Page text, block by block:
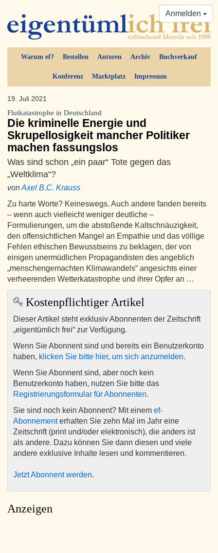
Warum ef? Bestellen Autoren Archiv Buchverkauf
Konferenz Marktplatz Impressum
Anmelden
19. Juli 2021
Flutkatastrophe in Deutschland
Die kriminelle Energie und
Skrupellosigkeit mancher Politiker
machen fassungslos
Was sind schon „ein paar“ Tote gegen das
„Weltklima“?
vonAxel B.C. Krauss
Zu harte Worte? Keineswegs. Auch andere fanden bereits
– wenn auch vielleicht weniger deutliche –
Formulierungen, um die abstoßende Kaltschnäuzigkeit,
den offensichtlichen Mangel an Empathie und das völlige
Fehlen ethischen Bewusstseins zu beklagen, der von
einigen unermüdlichen Propagandisten des angeblich
„menschengemachten Klimawandels“ angesichts einer
verheerenden Wetterkatastrophe und ihrer Opfer an …
Kostenpflichtiger Artikel
Dieser Artikel steht exklusiv Abonnenten der Zeitschrift
„eigentümlich frei“ zur Verfügung.
Wenn Sie Abonnent sind und bereits ein Benutzerkonto
haben, klicken Sie bitte hier, um sich anzumelden.
Wenn Sie Abonnent sind, aber noch kein
Benutzerkonto haben, nutzen Sie bitte das
Registrierungsformular für Abonnenten.
Sie sind noch kein Abonnent? Mit einem ef-
Abonnementerhalten Sie zehn Mal im Jahr eine
Zeitschrift (print und/oder elektronisch), die anders ist
als andere. Dazu können Sie dann diesen und viele
andere exklusive Inhalte lesen und kommentieren.
Jetzt Abonnent werden.
Anzeigen